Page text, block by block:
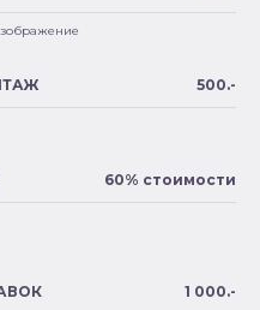
500.-
60% стоимости
1 000.-